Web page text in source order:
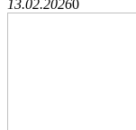
13.02.20260